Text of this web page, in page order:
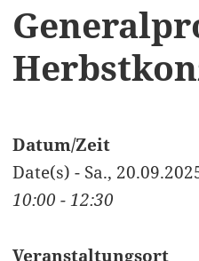
Datum/Zeit
Date(s) - Sa.,
10:00 - 12:30
Veranstaltungsort